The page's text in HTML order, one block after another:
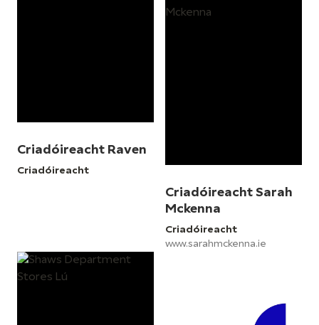
Criadóireacht Raven
Criadóireacht
Criadóireacht Sarah
Mckenna
Criadóireacht
www.sarahmckenna.ie